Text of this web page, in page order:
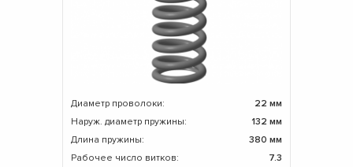
Диаметр проволоки:
22 мм
Наруж. диаметр пружины:
132 мм
Длина пружины:
380 мм
Рабочее число витков:
7.3